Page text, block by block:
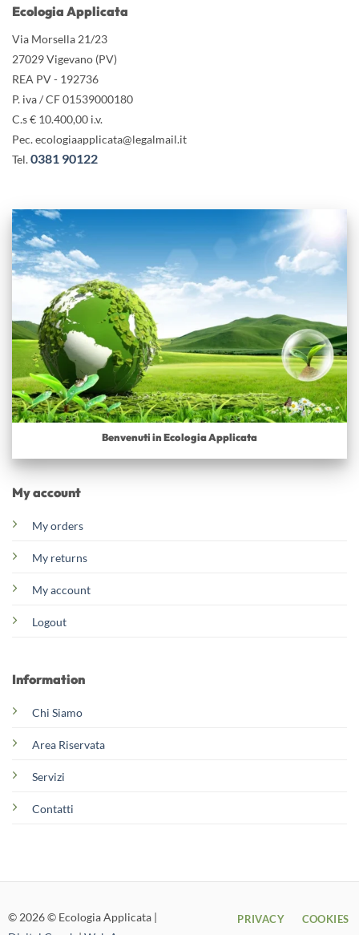
Ecologia Applicata
Via Morsella 21/23
27029 Vigevano (PV)
REA PV - 192736
P. iva / CF 01539000180
C.s € 10.400,00 i.v.
Pec. ecologiaapplicata@legalmail.it
Tel.0381 90122
My account
My orders
My returns
My account
Logout
Information
Chi Siamo
Area Riservata
Servizi
Contatti
Benvenuti in Ecologia Applicata
© 2026 © Ecologia Applicata |
PRIVACY COOKIES